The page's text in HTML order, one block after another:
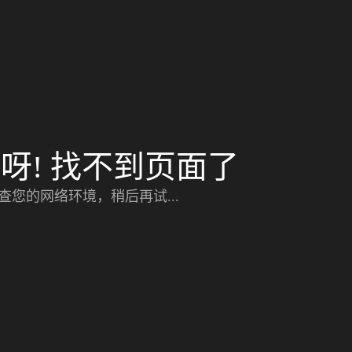
! 找不到页面了
您的网络环境，稍后再试...